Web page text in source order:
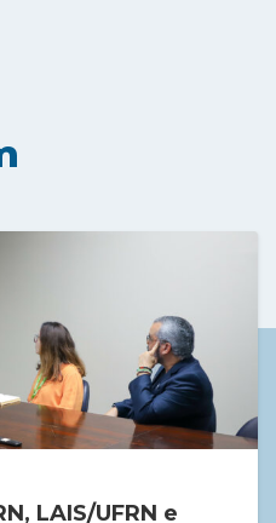
LAIS/UFRN e